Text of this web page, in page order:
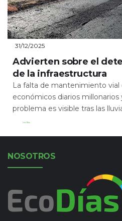
31/12/2025
Advierten sobre el
de la infraestructura
La falta de mantenimiento
económicos diarios millonarios
problema es visible tras las
Leer Más
NOSOTROS